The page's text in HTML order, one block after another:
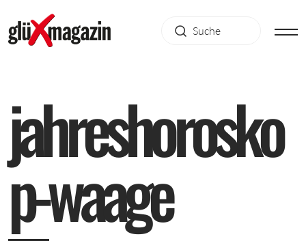
jahreshorosko
p-waage